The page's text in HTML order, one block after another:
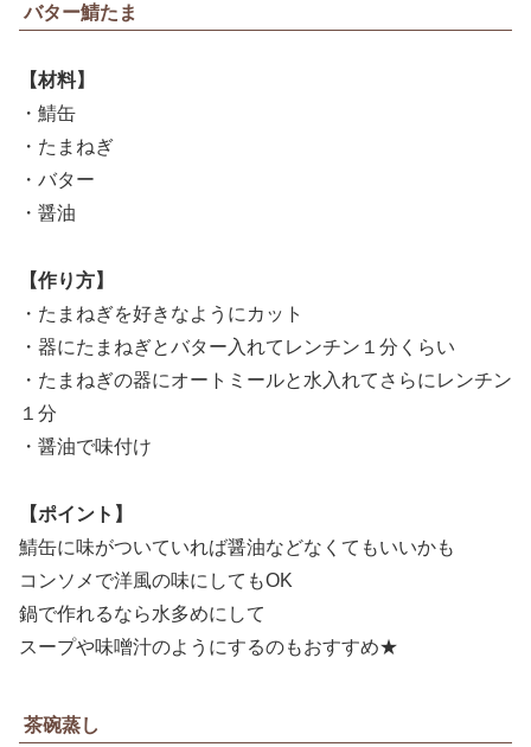
バター鯖たま
【材料】
・鯖缶
・たまねぎ
・バター
・醤油
【作り方】
・たまねぎを好きなようにカット
・器にたまねぎとバター入れてレンチン１分くらい
・たまねぎの器にオートミールと水入れてさらにレンチン
１分
・醤油で味付け
【ポイント】
鯖缶に味がついていれば醤油などなくてもいいかも
コンソメで洋風の味にしてもOK
鍋で作れるなら水多めにして
スープや味噌汁のようにするのもおすすめ★
茶碗蒸し